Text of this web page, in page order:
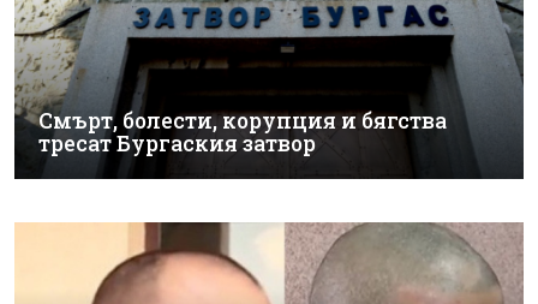
Смърт, болести, корупция и бягства
тресат Бургаския затвор